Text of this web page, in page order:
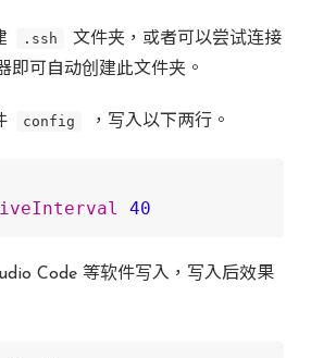
.ssh
文件夹，或者可以尝试连接
即可自动创建此文件夹。
config ，写入以下两行。
40
Code 等软件写入，写入后效果